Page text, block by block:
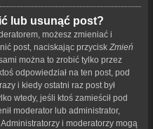
lub usunąć post?
możesz zmieniać i
post, naciskając przycisk Zmień
można to zrobić tylko przez
odpowiedział na ten post, pod
i kiedy ostatni raz post był
wtedy, jeśli ktoś zamieścił pod
moderator lub administrator,
i moderatorzy mogą